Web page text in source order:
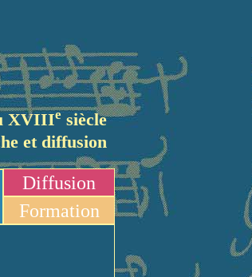
XVIIIesiècle
et diffusion
Diffusion
Formation